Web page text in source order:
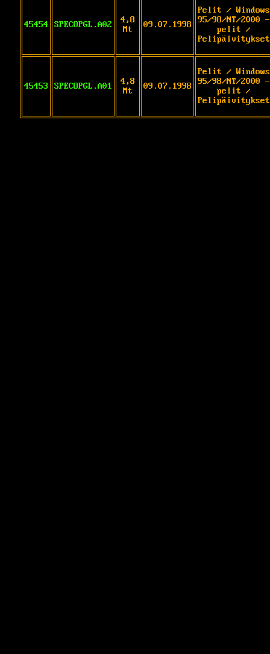
45454 SPECOPGL.A02
4,8
Mt
09.07.1998
Pelit / Windows
95/98/NT/2000 -
pelit /
Pelipäivitykset
45453 SPECOPGL.A01
4,8
Mt
09.07.1998
Pelit / Windows
95/98/NT/2000 -
pelit /
Pelipäivitykset